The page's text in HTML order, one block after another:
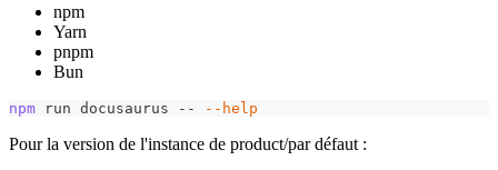
npm
Yarn
pnpm
Bun
npm run docusaurus -- --help
Pour la version de l'instance de product/par défaut :